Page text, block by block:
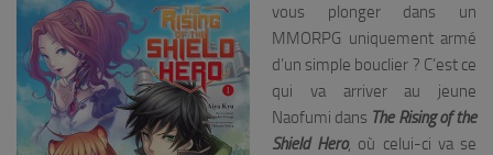
vous plonger dans un
MMORPG uniquement armé
d’un simple bouclier ? C’est ce
qui va arriver au jeune
Naofumi dans The Rising of the
Shield Hero, où celui-ci va se